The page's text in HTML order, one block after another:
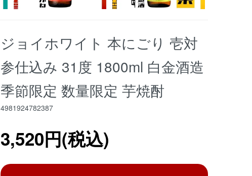
ジョイホワイト 本にごり 壱対
参仕込み 31度 1800ml 白金酒造
季節限定 数量限定 芋焼酎
4981924782387
3,520円(税込)